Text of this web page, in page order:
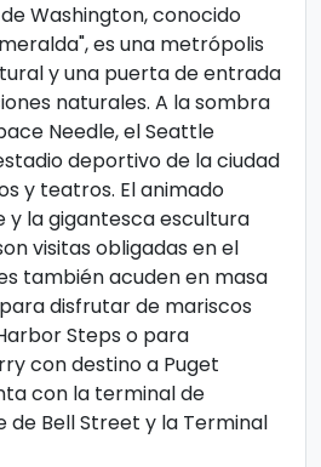
Washington, conocido
es una metrópolis
y una puerta de entrada
naturales. A la sombra
Needle, el Seattle
deportivo de la ciudad
y teatros. El animado
y la gigantesca escultura
visitas obligadas en el
también acuden en masa
disfrutar de mariscos
Steps o para
con destino a Puget
con la terminal de
de Bell Street y la Terminal